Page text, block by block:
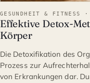
GESUNDHEIT & FITNESS
Effektive Detox-
Körper
Die Detoxifikation des
Prozess zur
von Erkrankungen dar.